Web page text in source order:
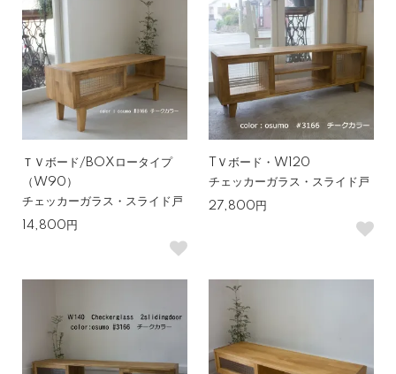
ＴＶボード/BOXロータイプ
（W90）
チェッカーガラス・スライド戸
14,800円
TＶボード・W120
チェッカーガラス・スライド戸
27,800円